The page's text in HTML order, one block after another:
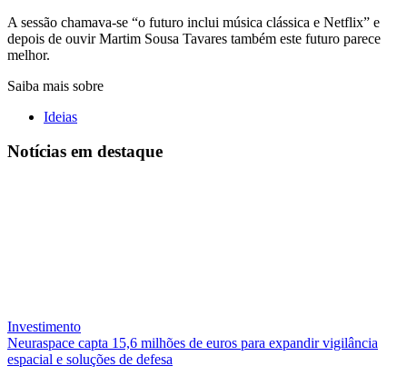
A sessão chamava-se “o futuro inclui música clássica e Netflix” e
depois de ouvir Martim Sousa Tavares também este futuro parece
melhor.
Saiba mais sobre
Ideias
Notícias em destaque
Investimento
Neuraspace capta 15,6 milhões de euros para expandir vigilância
espacial e soluções de defesa